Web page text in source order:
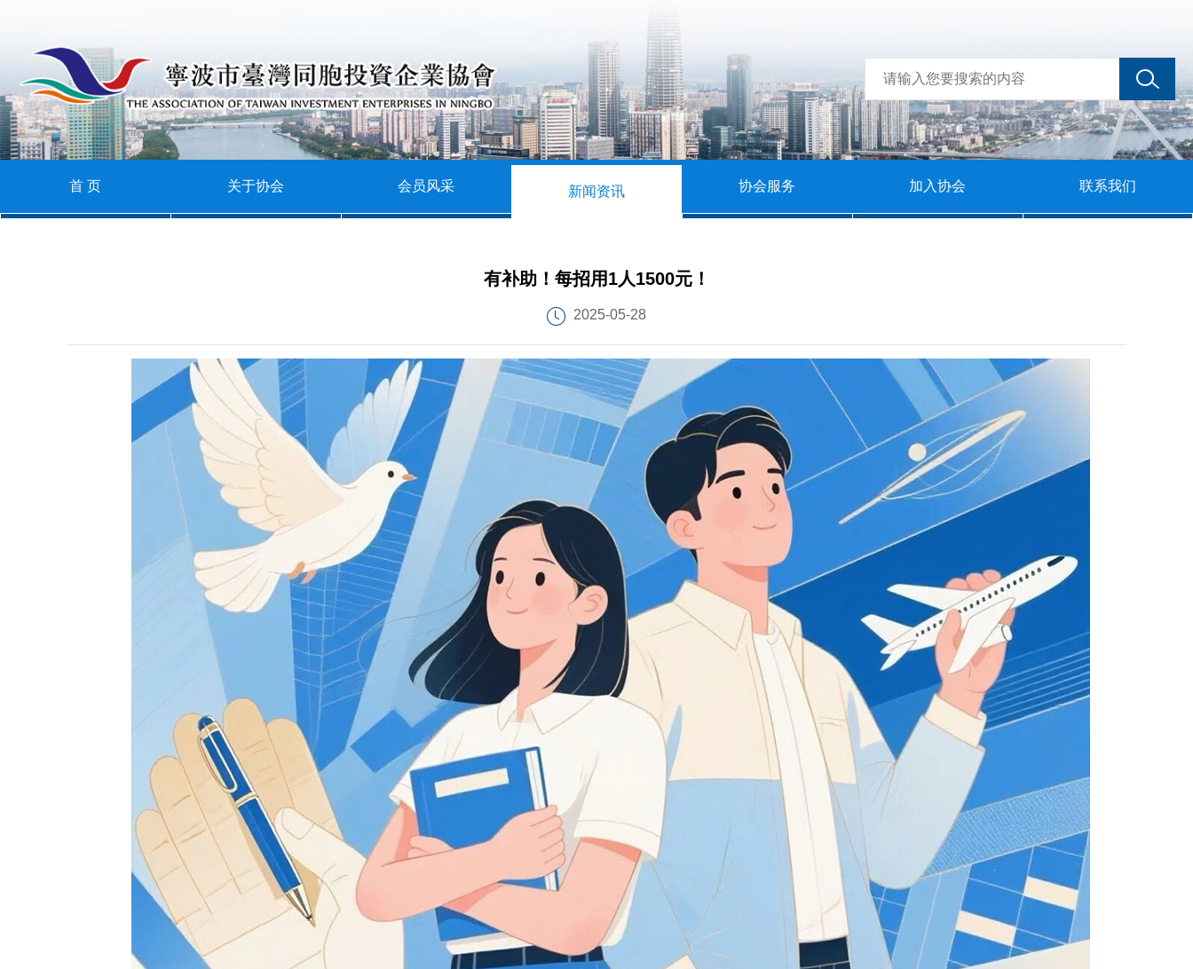
首 页 关于协会 会员风采 新闻资讯 协会服务 加入协会 联系我们
于
协
会
员
采
新
资
会
有补助！每招用1人1500元！
2025-05-28